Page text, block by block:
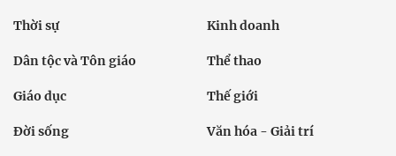
Thời sự Kinh doanh
Dân tộc và Tôn giáo Thể thao
Giáo dục Thế giới
Đời sống Văn hóa - Giải trí